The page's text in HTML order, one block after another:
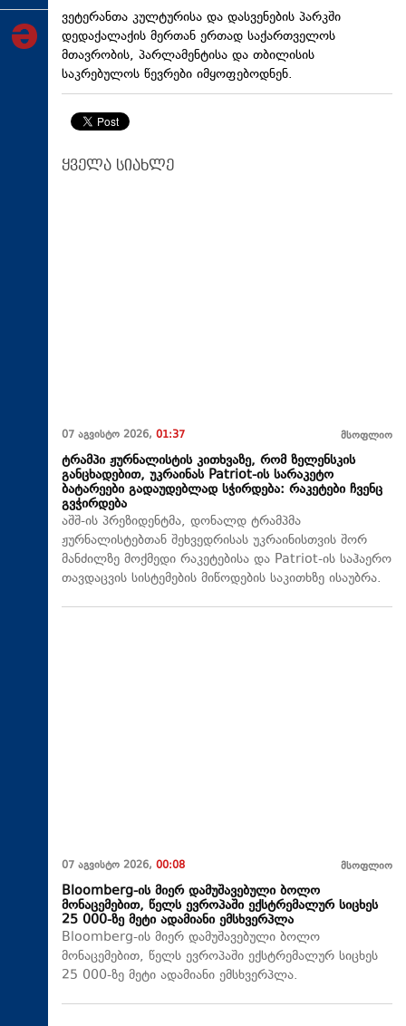
ვეტერანთა კულტურისა და დასვენების პარკში
დედაქალაქის მერთან ერთად საქართველოს
მთავრობის, პარლამენტისა და თბილისის
საკრებულოს წევრები იმყოფებოდნენ.
ყველა სიახლე
07 აგვისტო 2026, 01:37 მსოფლიო
ტრამპი ჟურნალისტის კითხვაზე, რომ ზელენსკის
განცხადებით, უკრაინას Patriot-ის სარაკეტო
ბატარეები გადაუდებლად სჭირდება: რაკეტები ჩვენც
გვჭირდება
აშშ-ის პრეზიდენტმა, დონალდ ტრამპმა
ჟურნალისტებთან შეხვედრისას უკრაინისთვის შორ
მანძილზე მოქმედი რაკეტებისა და Patriot-ის საჰაერო
თავდაცვის სისტემების მიწოდების საკითხზე ისაუბრა.
07 აგვისტო 2026, 00:08 მსოფლიო
Bloomberg-ის მიერ დამუშავებული ბოლო
მონაცემებით, წელს ევროპაში ექსტრემალურ სიცხეს
25 000-ზე მეტი ადამიანი ემსხვერპლა
Bloomberg-ის მიერ დამუშავებული ბოლო
მონაცემებით, წელს ევროპაში ექსტრემალურ სიცხეს
25 000-ზე მეტი ადამიანი ემსხვერპლა.